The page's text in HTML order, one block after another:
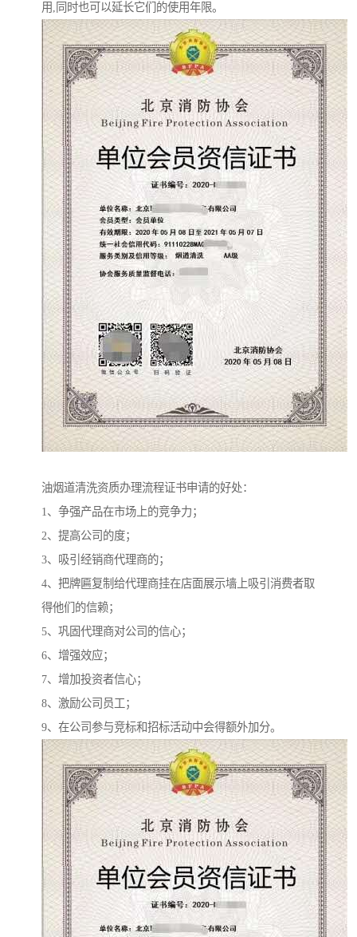
用,同时也可以延长它们的使用年限。
油烟道清洗资质办理流程证书申请的好处：
1、争强产品在市场上的竞争力；
2、提高公司的度；
3、吸引经销商代理商的；
4、把牌匾复制给代理商挂在店面展示墙上吸引消费者取
得他们的信赖；
5、巩固代理商对公司的信心；
6、增强效应；
7、增加投资者信心；
8、激励公司员工；
9、在公司参与竞标和招标活动中会得额外加分。